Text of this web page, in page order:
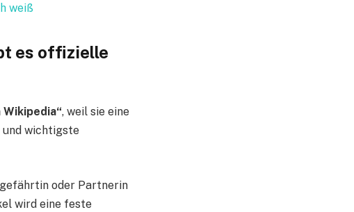
weiß
es offizielle
, weil sie eine
wichtigste
oder Partnerin
wird eine feste